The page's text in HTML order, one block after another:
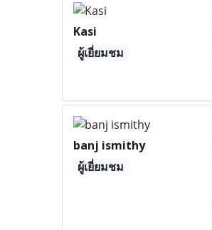
Kasi
ผู้เยี่ยมชม
banj ismithy
ผู้เยี่ยมชม